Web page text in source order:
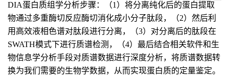
DIA蛋白质组学分析步骤：（1）将分离纯化后的蛋白提取
物通过多重酶切反应酶切消化成小分子肽段，（2）然后利
用高效液相色谱对肽段进行分离，（3）对分离后的肽段在
SWATH模式下进行质谱检测，（4）最后结合相关软件和生
物信息学分析手段对质谱数据进行深度分析，将质谱数据转
换为我们需要的生物学数据，从而实现蛋白质的定量鉴定。